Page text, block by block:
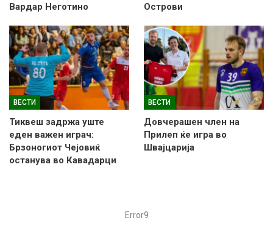
Вардар Неготино
Острови
ВЕСТИ
Тиквеш задржа уште
еден важен играч:
Брзоногиот Чејовиќ
останува во Кавадарци
ВЕСТИ
Довчерашен член на
Прилеп ќе игра во
Швајцарија
Error9